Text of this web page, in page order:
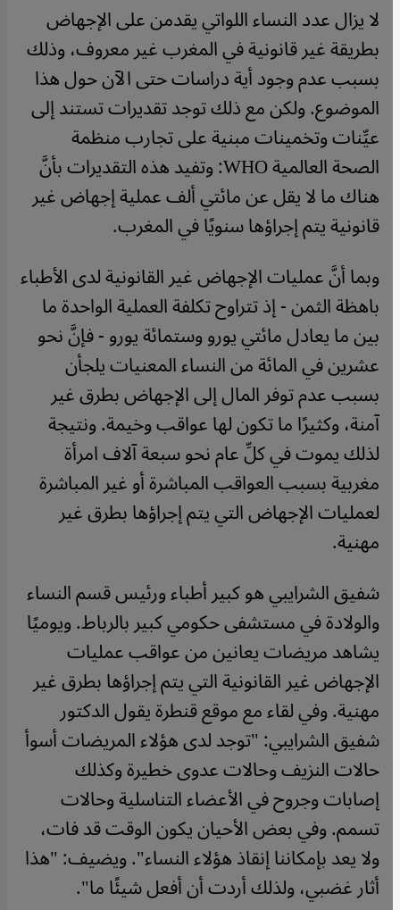
لا يزال عدد النساء اللواتي يقدمن على الإجهاض
بطريقة غير قانونية في المغرب غير معروف، وذلك
بسبب عدم وجود أية دراسات حتى الآن حول هذا
الموضوع. ولكن مع ذلك توجد تقديرات تستند إلى
عيِّنات وتخمينات مبنية على تجارب منظمة
الصحة العالميةWHO: وتفيد هذه التقديرات بأنَّ
هناك ما لا يقل عن مائتي ألف عملية إجهاض غير
قانونية يتم إجراؤها سنويًا في المغرب.
وبما أنَّ عمليات الإجهاض غير القانونية لدى الأطباء
باهظة الثمن - إذ تتراوح تكلفة العملية الواحدة ما
بين ما يعادل مائتي يورو وستمائة يورو - فإنَّ نحو
عشرين في المائة من النساء المعنيات يلجأن
بسبب عدم توفر المال إلى الإجهاض بطرق غير
آمنة، وكثيرًا ما تكون لها عواقب وخيمة. ونتيجة
لذلك يموت في كلِّ عام نحو سبعة آلاف امرأة
مغربية بسبب العواقب المباشرة أو غير المباشرة
لعمليات الإجهاض التي يتم إجراؤها بطرق غير
مهنية.
شفيق الشرايبي هو كبير أطباء ورئيس قسم النساء
والولادة في مستشفى حكومي كبير بالرباط. ويوميًا
يشاهد مريضات يعانين من عواقب عمليات
الإجهاض غير القانونية التي يتم إجراؤها بطرق غير
مهنية. وفي لقاء مع موقع قنطرة يقول الدكتور
شفيق الشرايبي: "توجد لدى هؤلاء المريضات أسوأ
حالات النزيف وحالات عدوى خطيرة وكذلك
إصابات وجروح في الأعضاء التناسلية وحالات
تسمم. وفي بعض الأحيان يكون الوقت قد فات،
ولا يعد بإمكاننا إنقاذ هؤلاء النساء". ويضيف: "هذا
أثار غضبي، ولذلك أردت أن أفعل شيئًا ما".